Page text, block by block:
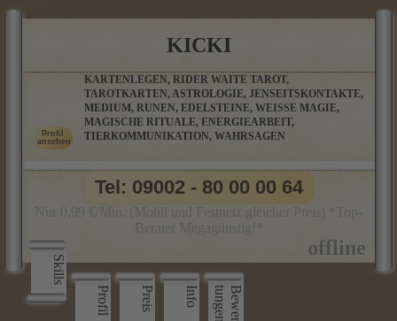
KICKI
KARTENLEGEN, RIDER WAITE TAROT,
TAROTKARTEN, ASTROLOGIE, JENSEITSKONTAKTE,
MEDIUM, RUNEN, EDELSTEINE, WEISSE MAGIE,
MAGISCHE RITUALE, ENERGIEARBEIT,
TIERKOMMUNIKATION, WAHRSAGEN
Skills
Profil
Preis Info B
e
w
e
r
­
t
u
n
g
e
n
Tel: 09002 - 80 00 00 64